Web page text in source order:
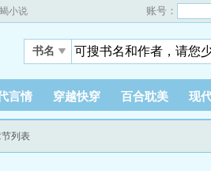
小说 账号：
书名
言情 穿越快穿 百合耽美 现
列表